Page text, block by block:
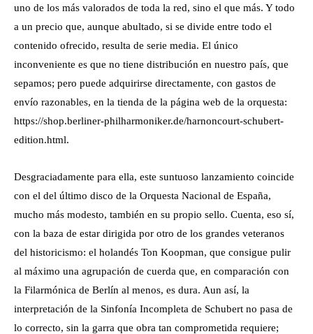
uno de los más valorados de toda la red, sino el que más. Y todo
a un precio que, aunque abultado, si se divide entre todo el
contenido ofrecido, resulta de serie media. El único
inconveniente es que no tiene distribución en nuestro país, que
sepamos; pero puede adquirirse directamente, con gastos de
envío razonables, en la tienda de la página web de la orquesta:
https://shop.berliner-philharmoniker.de/harnoncourt-schubert-
edition.html.
Desgraciadamente para ella, este suntuoso lanzamiento coincide
con el del último disco de la Orquesta Nacional de España,
mucho más modesto, también en su propio sello. Cuenta, eso sí,
con la baza de estar dirigida por otro de los grandes veteranos
del historicismo: el holandés Ton Koopman, que consigue pulir
al máximo una agrupación de cuerda que, en comparación con
la Filarmónica de Berlín al menos, es dura. Aun así, la
interpretación de la Sinfonía Incompleta de Schubert no pasa de
lo correcto, sin la garra que obra tan comprometida requiere;